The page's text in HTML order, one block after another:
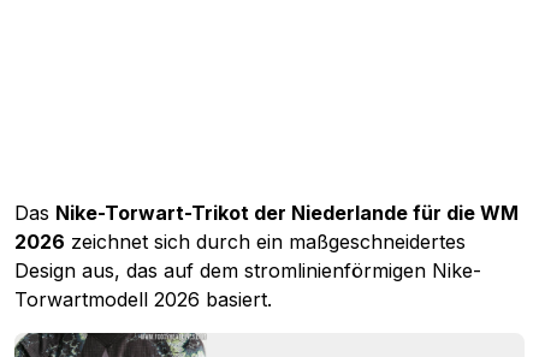
Das Nike-Torwart-Trikot der Niederlande für die WM
2026 zeichnet sich durch ein maßgeschneidertes
Design aus, das auf dem stromlinienförmigen Nike-
Torwartmodell 2026 basiert.